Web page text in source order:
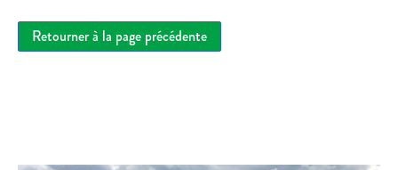
Retourner à la page précédente